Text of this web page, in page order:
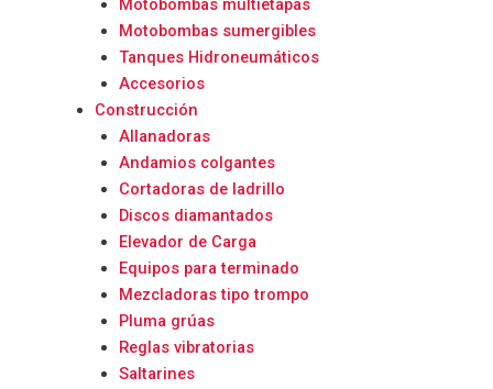
Motobombas multietapas
Motobombas sumergibles
Tanques Hidroneumáticos
Accesorios
Construcción
Allanadoras
Andamios colgantes
Cortadoras de ladrillo
Discos diamantados
Elevador de Carga
Equipos para terminado
Mezcladoras tipo trompo
Pluma grúas
Reglas vibratorias
Saltarines